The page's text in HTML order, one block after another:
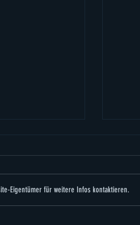
Interviews
Eigentümer für weitere Infos kontaktieren.